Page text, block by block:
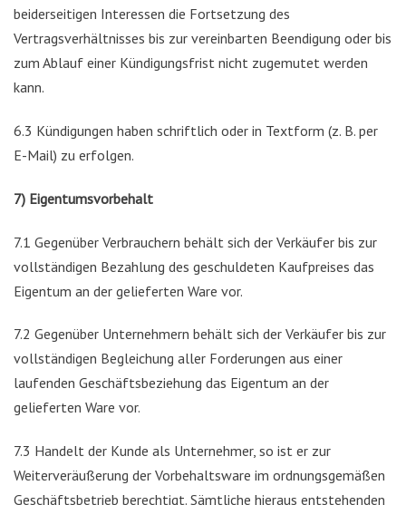
beiderseitigen Interessen die Fortsetzung des
Vertragsverhältnisses bis zur vereinbarten Beendigung oder bis
zum Ablauf einer Kündigungsfrist nicht zugemutet werden
kann.
6.3 Kündigungen haben schriftlich oder in Textform (z. B. per
E-Mail) zu erfolgen.
7) Eigentumsvorbehalt
7.1 Gegenüber Verbrauchern behält sich der Verkäufer bis zur
vollständigen Bezahlung des geschuldeten Kaufpreises das
Eigentum an der gelieferten Ware vor.
7.2 Gegenüber Unternehmern behält sich der Verkäufer bis zur
vollständigen Begleichung aller Forderungen aus einer
laufenden Geschäftsbeziehung das Eigentum an der
gelieferten Ware vor.
7.3 Handelt der Kunde als Unternehmer, so ist er zur
Weiterveräußerung der Vorbehaltsware im ordnungsgemäßen
Geschäftsbetrieb berechtigt. Sämtliche hieraus entstehenden